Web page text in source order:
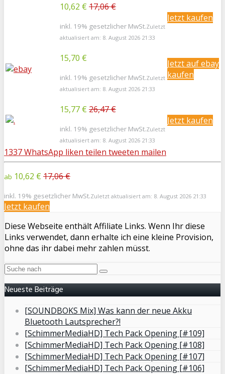
10,62 € 17,06 €
inkl. 19% gesetzlicher MwSt.Zuletzt
aktualisiert am: 8. August 2026 21:33
Jetzt kaufen
15,70 €
inkl. 19% gesetzlicher MwSt.Zuletzt
aktualisiert am: 8. August 2026 21:33
Jetzt auf ebay
kaufen
15,77 € 26,47 €
inkl. 19% gesetzlicher MwSt.Zuletzt
aktualisiert am: 8. August 2026 21:33
Jetzt kaufen
1337WhatsApp liken teilen tweeten mailen
ab 10,62 € 17,06 €
inkl. 19% gesetzlicher MwSt.Zuletzt aktualisiert am: 8. August 2026 21:33
Jetzt kaufen
Diese Webseite enthält Affiliate Links. Wenn Ihr diese
Links verwendet, dann erhalte ich eine kleine Provision,
ohne das ihr dabei mehr zahlen müsst.
Neueste Beiträge
[SOUNDBOKS Mix] Was kann der neue Akku
Bluetooth Lautsprecher?!
[SchimmerMediaHD] Tech Pack Opening [#109]
[SchimmerMediaHD] Tech Pack Opening [#108]
[SchimmerMediaHD] Tech Pack Opening [#107]
[SchimmerMediaHD] Tech Pack Opening [#106]